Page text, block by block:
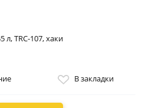
л, TRC-107, хаки
В закладки